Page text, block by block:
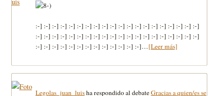
:-] :-] :-] :-] :-] :-] :-] :-] :-] :-] :-] :-] :-] :-] :-] :-] :-] :-] :-] :-]
:-] :-] :-] :-] :-] :-] :-] :-] :-] :-] :-] :-] :-] :-] :-] :-] :-] :-] :-] :-]
:-] :-] :-] :-] :-] :-] :-] :-] :-] :-] :-] :-] :-]…[Leer más]
Legolas_juan_luisha respondido al debateGracias a quien/es se